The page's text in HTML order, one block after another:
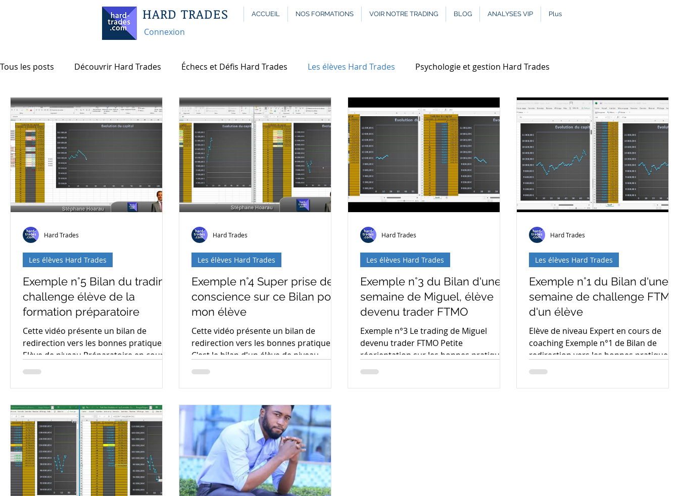
HARD TRADES ACCUEIL NOS FORMATIONS VOIR NOTRE TRADING BLOG ANALYSES VIP Plus
Connexion
Tous les posts Découvrir Hard Trades Échecs et Défis Hard Trades Les élèves Hard Trades Psychologie et gestion Hard Trades
Exemple n°5 Bilan du trading
challenge élève de la
formation préparatoire
Cette vidéo présente un bilan de
redirection vers les bonnes pratiques.
Elève de niveau Préparatoire en cours
de coaching. Les problèmes...
Les élèves Hard Trades
Hard Trades
Exemple n°4 Super prise de
conscience sur ce Bilan pour
mon élève
Cette vidéo présente un bilan de
redirection vers les bonnes pratiques.
C'est le bilan d'un élève de niveau
Expert en cours de coaching. ...
Les élèves Hard Trades
Hard Trades
Exemple n°3 du Bilan d'une
semaine de Miguel, élève
devenu trader FTMO
Exemple n°3 Le trading de Miguel
devenu trader FTMO Petite
réorientation sur les bonnes pratiques
Les problèmes : -Trop de trades sur le...
Les élèves Hard Trades
Hard Trades
Exemple n°1 du Bilan d'une
semaine de challenge FTMO
d'un élève
Elève de niveau Expert en cours de
coaching Exemple n°1 de Bilan de
redirection vers les bonnes pratiques
Les problèmes prioritaire de...
Les élèves Hard Trades
Hard Trades